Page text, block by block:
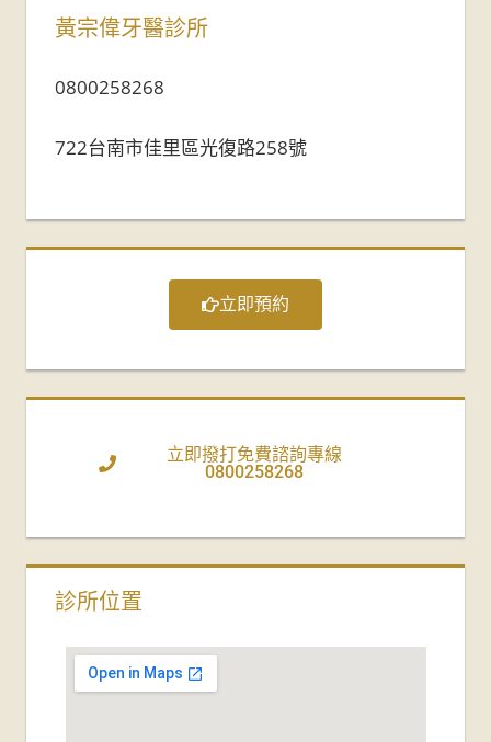
黃宗偉牙醫診所
0800258268
722台南市佳里區光復路258號
立即預約
立即撥打免費諮詢專線
0800258268
診所位置